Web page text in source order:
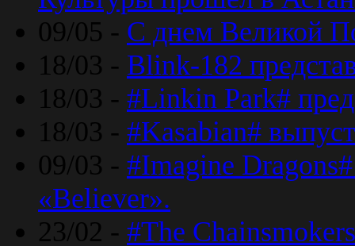
09/05 - С днем Великой
18/03 - Blink-182
18/03 - #Linkin Park#
18/03 - #Kasabian#
09/03 - #Imagine
«Believer».
23/02 - #The